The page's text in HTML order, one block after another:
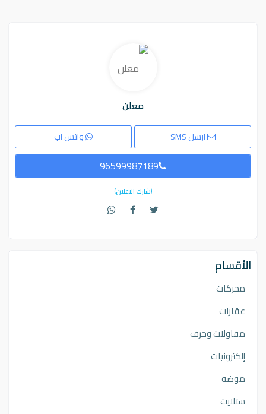
معلن
ارسل SMS واتس اب
96599987189
(شارك الاعلان)
الأقسام
محركات
عقارات
مقاولات وحرف
إلكترونيات
موضه
ستلايت